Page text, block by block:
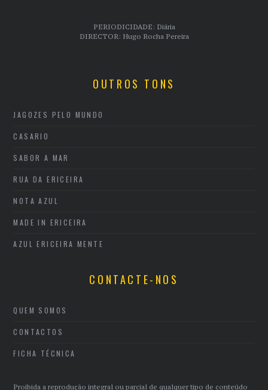
PERIODICIDADE: Diária
DIRECTOR: Hugo Rocha Pereira
OUTROS TONS
JAGOZES PELO MUNDO
CASARIO
SABOR A MAR
RUA DA ERICEIRA
NOTA AZUL
MADE IN ERICEIRA
AZUL ERICEIRA MENTE
CONTACTE-NOS
QUEM SOMOS
CONTACTOS
FICHA TÉCNICA
Proibida a reprodução integral ou parcial de qualquer tipo de conteúdo